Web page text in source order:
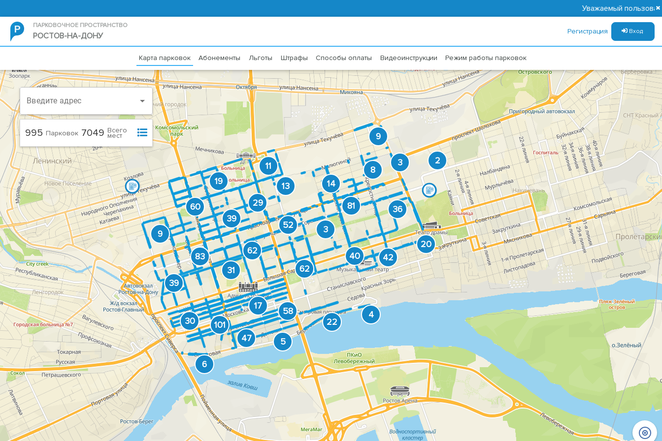
Уважаемый пользователь! Режим работы
ПАРКОВОЧНОЕ ПРОСТРАНСТВО
РОСТОВ-НА-ДОНУ Регистрация Вход
Карта парковок Абонементы Льготы Штрафы Способы оплаты Видеоинструкции Режим работы парковок
39
36
83
62
31
62
52
81
3
30
9
101
60
47
58
17
39
19
29
11
13
14
40 42
20
8
3
22
4
6
5
9
2
Введите адрес
995 Парковок 7049 Всего
мест